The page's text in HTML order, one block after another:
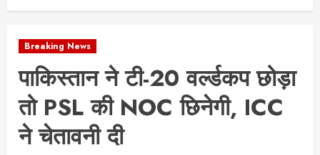
Breaking News
पाकिस्तान ने टी-20 वर्ल्डकप छोड़ा
तो PSL की NOC छिनेगी, ICC
ने चेतावनी दी